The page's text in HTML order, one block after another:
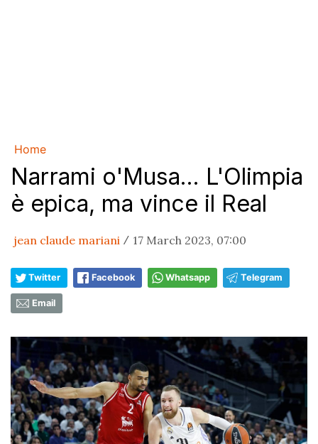
Home
Narrami o'Musa... L'Olimpia
è epica, ma vince il Real
jean claude mariani / 17 March 2023, 07:00
Twitter Facebook Whatsapp Telegram
Email